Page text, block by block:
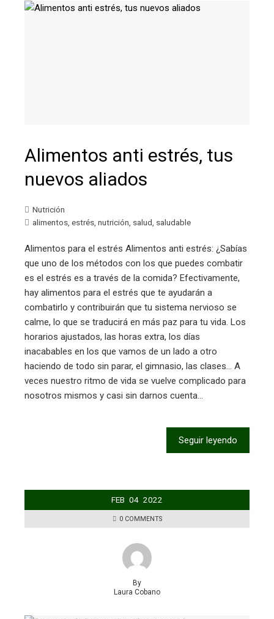
Alimentos anti estrés, tus
nuevos aliados
Nutrición
alimentos estrés nutrición salud saludable
Alimentos para el estrés Alimentos anti estrés: ¿Sabías
que uno de los métodos con los que puedes combatir
es el estrés es a través de la comida? Efectivamente,
hay alimentos para el estrés que te ayudarán a
combatirlo y contribuirán que tu sistema nervioso se
calme, lo que se traducirá en más paz para tu vida. Los
horarios ajustados, las horas extra, los días
inacabables en los que vamos de un lado a otro
haciendo de todo sin parar, el gimnasio, las clases… A
veces nuestro ritmo de vida se vuelve complicado para
nosotros mismos y casi sin darnos cuenta…
Seguir leyendo
FEB 04 2022
0 COMMENTS
By
Laura Cobano